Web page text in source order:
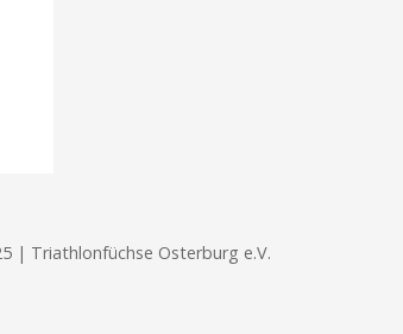
| Triathlonfüchse Osterburg e.V.